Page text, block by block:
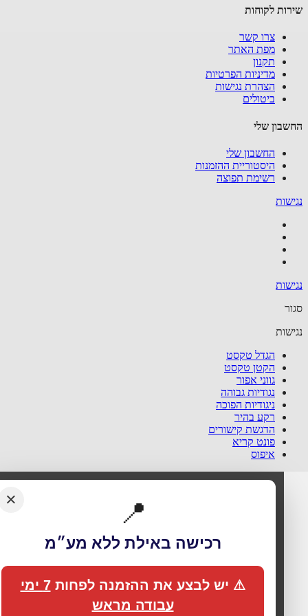
לקוחות
צרו קשר
מפת האתר
תקנון
מדיניות הפרטיות
הצהרת נגישות
ביטולים
שלי
החשבון שלי
היסטוריית ההזמנות
רשימת תפוצה
הגדל טקסט
הקטן טקסט
גווני אפור
נגודיות גבוהה
ניגודיות הפוכה
רקע בהיר
הדגשת קישורים
פונט קריא
איפוס
📍
רכישה באילת ללא מע״מ
⚠ יש לבצע את ההזמנה לפחות 7 ימי
עבודה מראש